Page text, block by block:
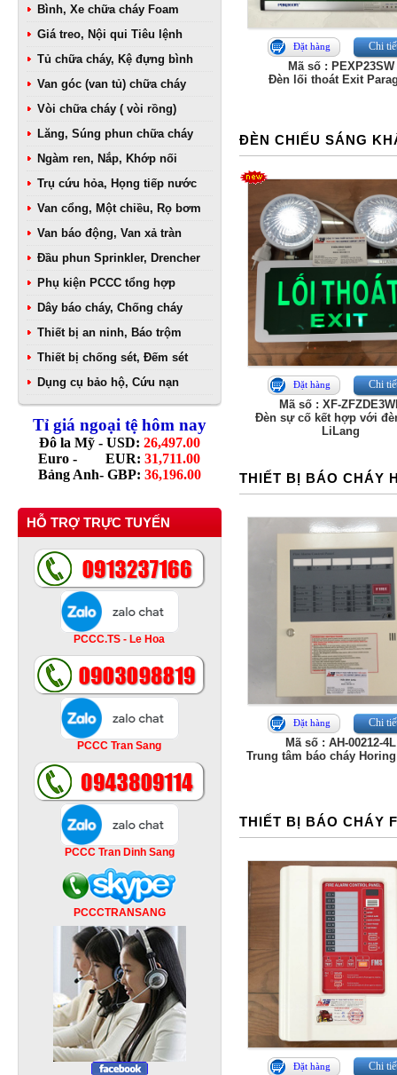
Bình, Xe chữa cháy Foam
Giá treo, Nội qui Tiêu lệnh
Tủ chữa cháy, Kệ đựng bình
Van góc (van tủ) chữa cháy
Vòi chữa cháy ( vòi rồng)
Lăng, Súng phun chữa cháy
Ngàm ren, Nắp, Khớp nối
Trụ cứu hỏa, Họng tiếp nước
Van cổng, Một chiều, Rọ bơm
Van báo động, Van xả tràn
Đầu phun Sprinkler, Drencher
Phụ kiện PCCC tổng hợp
Dây báo cháy, Chống cháy
Thiết bị an ninh, Báo trộm
Thiết bị chống sét, Đếm sét
Dụng cụ bảo hộ, Cứu nạn
Tỉ giá ngoại tệ hôm nay
Đô la Mỹ - USD: 26,497.00
Euro - EUR: 31,711.00
Bảng Anh- GBP: 36,196.00
HỖ TRỢ TRỰC TUYẾN
PCCC.TS - Le Hoa
PCCC Tran Sang
PCCC Tran Dinh Sang
PCCCTRANSANG
Đặt hàng Chi
Mã số : PEXP23SW
Đèn lối thoát Exit
ĐÈN CHIẾU SÁNG
Đặt hàng Chi
Mã số : XF-
Đèn sự cố kết hợp với
LiLang
THIẾT BỊ BÁO CHÁY
Đặt hàng Chi
Mã số : AH-00212-4L
Trung tâm báo cháy
THIẾT BỊ BÁO CHÁY
Đặt hàng Chi